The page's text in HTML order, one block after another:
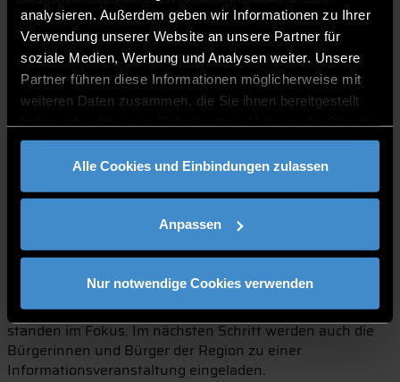
analysieren. Außerdem geben wir Informationen zu Ihrer
Verwendung unserer Website an unsere Partner für
soziale Medien, Werbung und Analysen weiter. Unsere
Partner führen diese Informationen möglicherweise mit
weiteren Daten zusammen, die Sie ihnen bereitgestellt
gesammelt haben.
Alle Cookies und Einbindungen zulassen
Anpassen
Nur notwendige Cookies verwenden
ambulanten Pflege eingesetzt werden.
In Lindenberg organisieren sich die Nurses hinsichtlich
Terminvereinbarung, Bedarfsermittlung, Hausbesuchen
und weiteren Tätigkeiten selbstständig. Wenn es um
Krankheitsmanagement geht, arbeiten die CHNs per
Delegation mit der kooperierenden Hausarztpraxis
zusammen.
Aus dem Publikum kamen im Anschluss an den Vortrag
einige Fragen und kritische Anmerkungen, die gemeinsam
eine genaue Definition der CHN-Rolle heraus und somit
eine klare Abgrenzung zu den bereits existierenden
Beratungsleistung der Fachstelle für pflegende
Angehörige sowie der Tätigkeiten der Pflegedienste
standen im Fokus. Im nächsten Schritt werden auch die
Bürgerinnen und Bürger der Region zu einer
Informationsveranstaltung eingeladen.